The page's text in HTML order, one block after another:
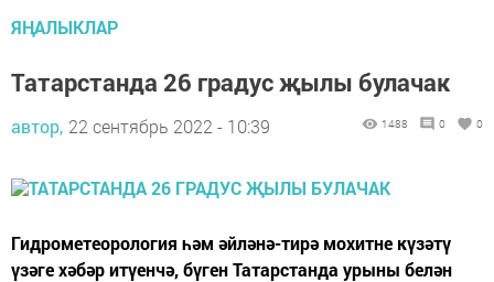
ЯҢАЛЫКЛАР
Татарстанда 26 градус җылы булачак
автор, 22 сентябрь 2022 - 10:39 1488 0 0
Гидрометеорология һәм әйләнә-тирә мохитне күзәтү
үзәге хәбәр итүенчә, бүген Татарстанда урыны белән